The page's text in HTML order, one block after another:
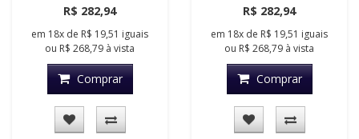
R$ 282,94
em 18x de R$ 19,51 iguais
ou R$ 268,79 à vista
Comprar
R$ 282,94
em 18x de R$ 19,51 iguais
ou R$ 268,79 à vista
Comprar